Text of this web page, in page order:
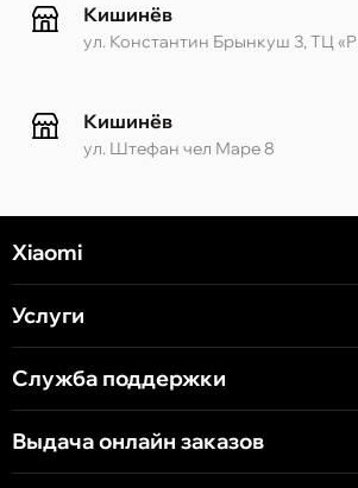
Кишинёв
ул. Константин Брынкуш 3, ТЦ
Кишинёв
ул. Штефан чел Маре 8
Кишинёв
ул. Арборилор 21, CC «Shopping
Xiaomi
Услуги
Служба поддержки
Выдача онлайн заказов